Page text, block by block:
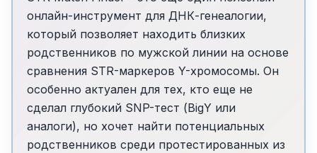
онлайн-инструмент для ДНК-генеалогии,
который позволяет находить близких
родственников по мужской линии на основе
сравнения STR-маркеров Y-хромосомы. Он
особенно актуален для тех, кто еще не
сделал глубокий SNP-тест (BigY или
аналоги), но хочет найти потенциальных
родственников среди протестированных из